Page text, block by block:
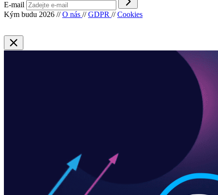
E-mail
Kým budu 2026 // O nás // GDPR // Cookies